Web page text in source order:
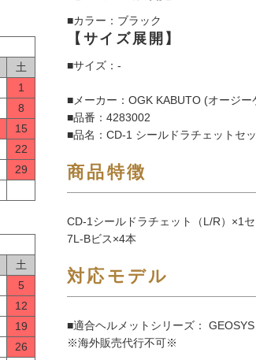
土
1
8
15
22
29
土
5
12
19
26
■カラー：ブラック
【サイズ展開】
■サイズ：-
■メーカー：OGK KABUTO (オージー
■品番：4283002
■品名：CD-1 シールドラチェットセ
商品特徴
CD-1シールドラチェット（L/R）×1セ
7L-Bビス×4本
対応モデル
■適合ヘルメットシリーズ： GEOSYS
※海外販売代行不可※